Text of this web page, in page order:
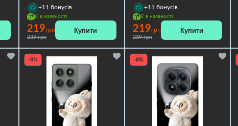
+11 бонусів
Є в наявності
219грн
239 грн
Купити
+11 бонусів
Є в наявності
219грн
239 грн
Купити
-8% -8%